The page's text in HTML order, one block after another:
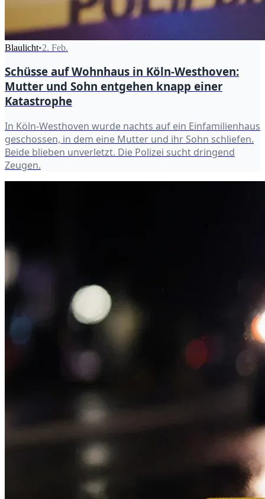
Blaulicht•2. Feb.
Schüsse auf Wohnhaus in Köln-Westhoven:
Mutter und Sohn entgehen knapp einer
Katastrophe
In Köln-Westhoven wurde nachts auf ein Einfamilienhaus
geschossen, in dem eine Mutter und ihr Sohn schliefen.
Beide blieben unverletzt. Die Polizei sucht dringend
Zeugen.